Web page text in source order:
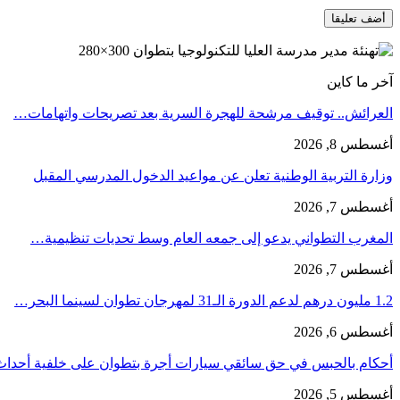
آخر ما كاين
العرائش.. توقيف مرشحة للهجرة السرية بعد تصريحات واتهامات…
أغسطس 8, 2026
وزارة التربية الوطنية تعلن عن مواعيد الدخول المدرسي المقبل
أغسطس 7, 2026
المغرب التطواني يدعو إلى جمعه العام وسط تحديات تنظيمية…
أغسطس 7, 2026
1.2 مليون درهم لدعم الدورة الـ31 لمهرجان تطوان لسينما البحر…
أغسطس 6, 2026
أحكام بالحبس في حق سائقي سيارات أجرة بتطوان على خلفية
أغسطس 5, 2026